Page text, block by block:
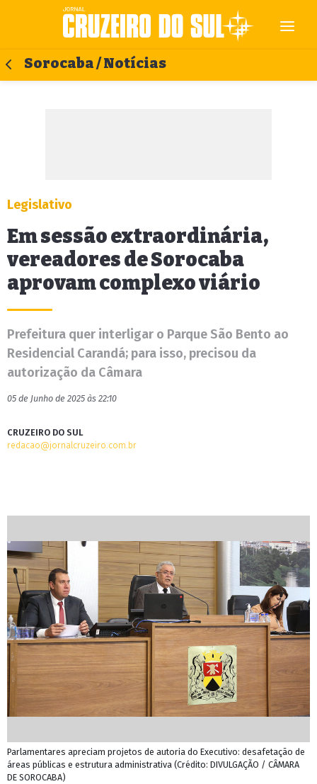
Sorocaba / Notícias
Legislativo
Em sessão extraordinária,
vereadores de Sorocaba
aprovam complexo viário
Prefeitura quer interligar o Parque São Bento ao
Residencial Carandá; para isso, precisou da
autorização da Câmara
05 de Junho de 2025 às 22:10
CRUZEIRO DO SUL
redacao@jornalcruzeiro.com.br
Parlamentares apreciam projetos de autoria do Executivo: desafetação de
áreas públicas e estrutura administrativa (Crédito: DIVULGAÇÃO / CÂMARA
DE SOROCABA)